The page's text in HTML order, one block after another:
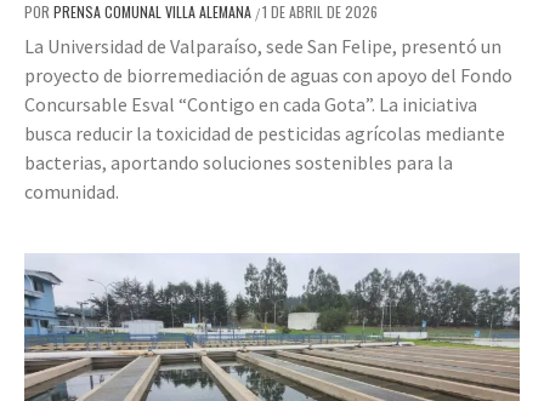
POR PRENSA COMUNAL VILLA ALEMANA /1 DE ABRIL DE 2026
La Universidad de Valparaíso, sede San Felipe, presentó un
proyecto de biorremediación de aguas con apoyo del Fondo
Concursable Esval “Contigo en cada Gota”. La iniciativa
busca reducir la toxicidad de pesticidas agrícolas mediante
bacterias, aportando soluciones sostenibles para la
comunidad.